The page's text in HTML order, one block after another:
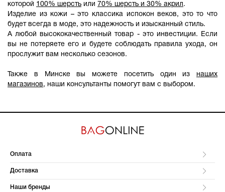
которой 100% шерсть или 70% шерсть и 30% акрил.
Изделие из кожи – это классика испокон веков, это то что
будет всегда в моде, это надежность и изысканный стиль.
А любой высококачественный товар - это инвестиции. Если
вы не потеряете его и будете соблюдать правила ухода, он
прослужит вам несколько сезонов.
Также в Минске вы можете посетить один из наших
магазинов, наши консультанты помогут вам с выбором.
Оплата
Доставка
Наши бренды